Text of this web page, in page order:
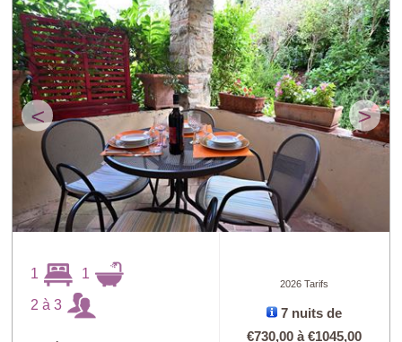
< >
1 1
2 à 3
2026 Tarifs
7 nuits de
€730,00 à€1045,00